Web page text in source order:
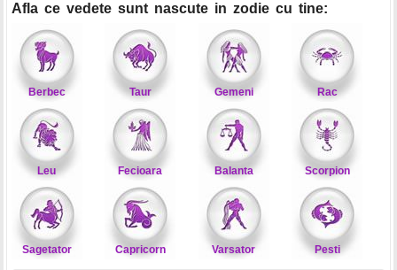
Afla ce vedete sunt nascute in zodie cu tine:
Berbec Taur Gemeni Rac
Leu Fecioara Balanta Scorpion
Sagetator Capricorn Varsator Pesti